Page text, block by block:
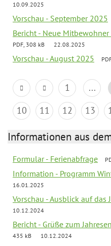
10.09.2025
Vorschau - September 2025
Bericht - Neue
PDF, 308 kB 22.08.2025
Vorschau - August 2025
1 ...
10
11 12 13
Informationen aus
Formular - Ferienabfrage
Information - Programm
16.01.2025
Vorschau - Ausblick auf das
10.12.2024
Bericht - Grüße zum
435 kB
10.12.2024